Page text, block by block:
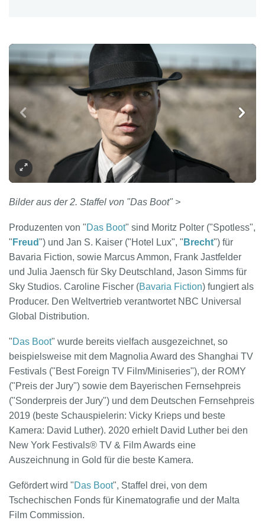
Bilder aus der 2. Staffel von "Das Boot" >
Produzenten von "Das Boot" sind Moritz Polter ("Spotless",
" Freud") und Jan S. Kaiser ("Hotel Lux", " Brecht") für
Bavaria Fiction, sowie Marcus Ammon, Frank Jastfelder
und Julia Jaensch für Sky Deutschland, Jason Simms für
Sky Studios. Caroline Fischer (Bavaria Fiction) fungiert als
Producer. Den Weltvertrieb verantwortet NBC Universal
Global Distribution.
"Das Boot" wurde bereits vielfach ausgezeichnet, so
beispielsweise mit dem Magnolia Award des Shanghai TV
Festivals ("Best Foreign TV Film/Miniseries"), der ROMY
("Preis der Jury") sowie dem Bayerischen Fernsehpreis
("Sonderpreis der Jury") und dem Deutschen Fernsehpreis
2019 (beste Schauspielerin: Vicky Krieps und beste
Kamera: David Luther). 2020 erhielt David Luther bei den
New York Festivals® TV & Film Awards eine
Auszeichnung in Gold für die beste Kamera.
Gefördert wird "Das Boot", Staffel drei, von dem
Tschechischen Fonds für Kinematografie und der Malta
Film Commission.